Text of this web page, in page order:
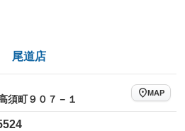
尾道店
須町９０７－１
MAP